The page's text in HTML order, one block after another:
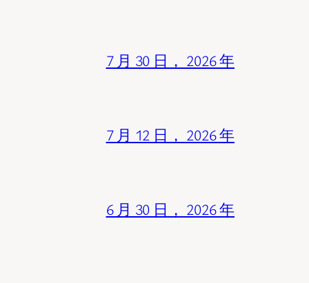
7 月 30 日， 2026 年
7 月 12 日， 2026 年
6 月 30 日， 2026 年